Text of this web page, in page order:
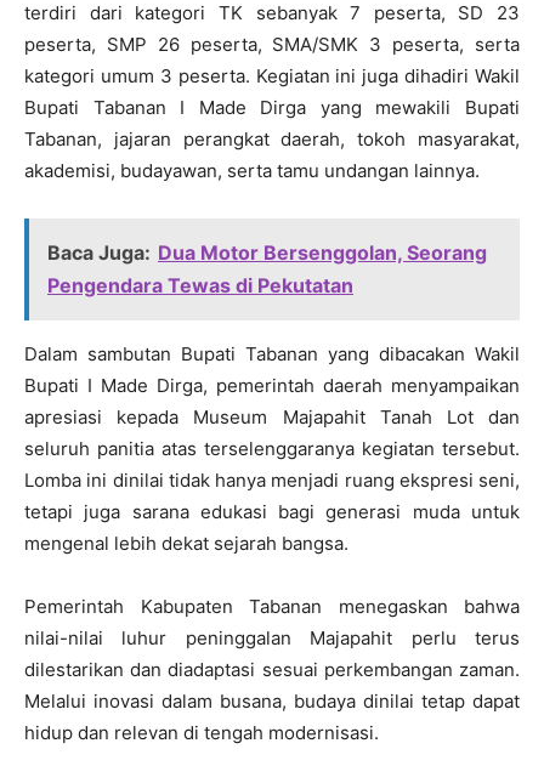
terdiri dari kategori TK sebanyak 7 peserta, SD 23
peserta, SMP 26 peserta, SMA/SMK 3 peserta, serta
kategori umum 3 peserta. Kegiatan ini juga dihadiri Wakil
Bupati Tabanan I Made Dirga yang mewakili Bupati
Tabanan, jajaran perangkat daerah, tokoh masyarakat,
akademisi, budayawan, serta tamu undangan lainnya.
Baca Juga: Dua Motor Bersenggolan, Seorang
Pengendara Tewas di Pekutatan
Dalam sambutan Bupati Tabanan yang dibacakan Wakil
Bupati I Made Dirga, pemerintah daerah menyampaikan
apresiasi kepada Museum Majapahit Tanah Lot dan
seluruh panitia atas terselenggaranya kegiatan tersebut.
Lomba ini dinilai tidak hanya menjadi ruang ekspresi seni,
tetapi juga sarana edukasi bagi generasi muda untuk
mengenal lebih dekat sejarah bangsa.
Pemerintah Kabupaten Tabanan menegaskan bahwa
nilai-nilai luhur peninggalan Majapahit perlu terus
dilestarikan dan diadaptasi sesuai perkembangan zaman.
Melalui inovasi dalam busana, budaya dinilai tetap dapat
hidup dan relevan di tengah modernisasi.